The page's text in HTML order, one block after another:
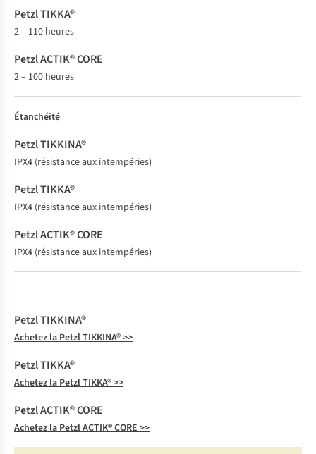
2 – 110 heures
2 – 100 heures
Étanchéité
IPX4 (résistance aux intempéries)
IPX4 (résistance aux intempéries)
IPX4 (résistance aux intempéries)
Achetez la Petzl TIKKINA® >>
Achetez laPetzl TIKKA® >>
Achetez laPetzl ACTIK® CORE >>